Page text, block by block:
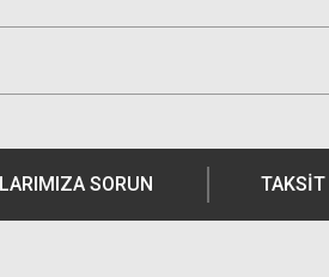
SORUN TAKSIT